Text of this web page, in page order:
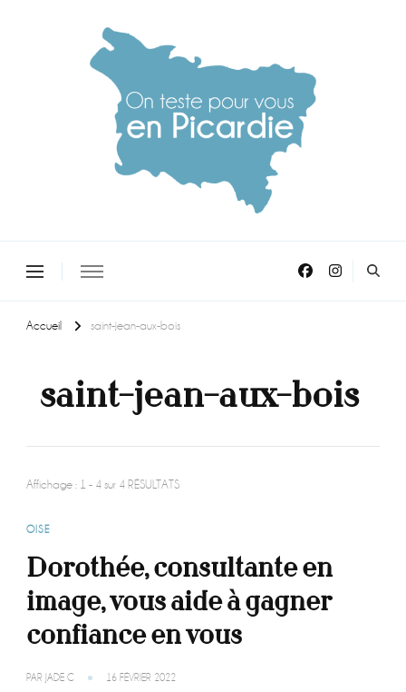
Accueil saint-jean-aux-bois
saint-jean-aux-bois
Affichage : 1 - 4 sur 4 RÉSULTATS
OISE
Dorothée, consultante en
image, vous aide à gagner
confiance en vous
PAR JADE C 16 FÉVRIER 2022